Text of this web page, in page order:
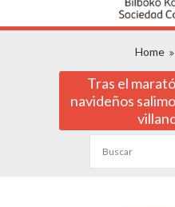
Home
Tras el
navideños